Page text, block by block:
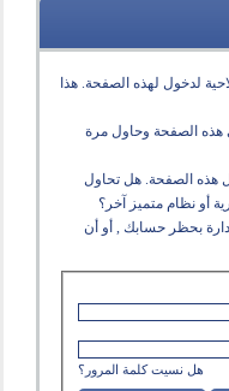
لدخول لهذه الصفحة. هذا
هذه الصفحة وحاول مرة
هذه الصفحة. هل تحاول
أو نظام متميز آخر؟
بحظر حسابك , أو أن
هل نسيت كلمة المرور؟